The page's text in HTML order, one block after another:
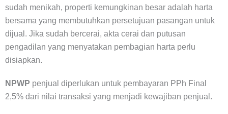
sudah menikah, properti kemungkinan besar adalah harta
bersama yang membutuhkan persetujuan pasangan untuk
dijual. Jika sudah bercerai, akta cerai dan putusan
pengadilan yang menyatakan pembagian harta perlu
disiapkan.
NPWP penjual diperlukan untuk pembayaran PPh Final
2,5% dari nilai transaksi yang menjadi kewajiban penjual.